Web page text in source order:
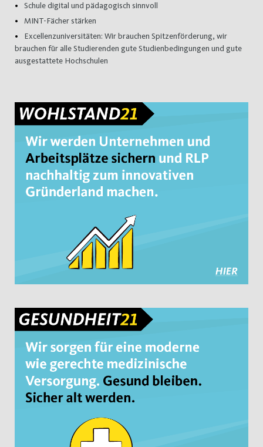
Schule digital und pädagogisch sinnvoll
MINT-Fächer stärken
Excellenzuniversitäten: Wir brauchen Spitzenförderung, wir
brauchen für alle Studierenden gute Studienbedingungen und gute
ausgestattete Hochschulen